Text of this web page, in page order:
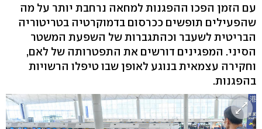
עם הזמן הפכו ההפגנות למחאה נרחבת יותר על מה
שהפעילים תופשים ככרסום בדמוקרטיה בטריטוריה
הבריטית לשעבר וכהתגברות של השפעת המשטר
הסיני. המפגינים דורשים את התפטרותה של לאם,
וחקירה עצמאית בנוגע לאופן שבו טיפלו הרשויות
בהפגנות.